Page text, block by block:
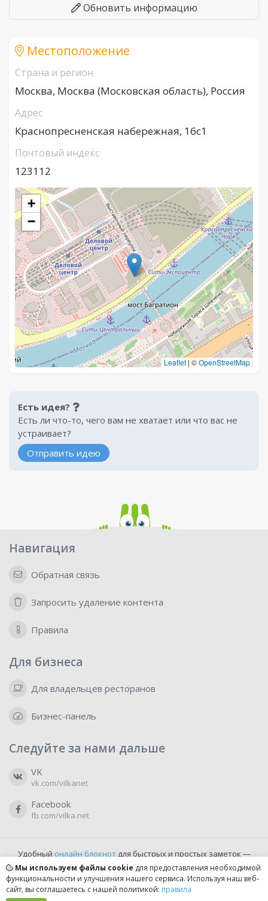
Обновить информацию
Местоположение
Страна и регион
Москва, Москва (Московская область), Россия
Адрес
Краснопресненская набережная, 16с1
Почтовый индекс
123112
+
−
Leaflet| ©OpenStreetMap
Есть идея?
Есть ли что-то, чего вам не хватает или что вас не
устраивает?
Отправить идею
Навигация
Обратная связь
Запросить удаление контента
Правила
Для бизнеса
Для владельцев ресторанов
Бизнес-панель
Следуйте за нами дальше
VK
vk.com/vilkanet
Facebook
fb.com/vilka.net
Удобный онлайн блокнотдля быстрых и простых заметок —
бесплатно и доступно прямо из браузера.
Мы используем файлы cookie для предоставления необходимой
функциональности и улучшения нашего сервиса. Используя наш веб-
сайт, вы соглашаетесь с нашей политикой: правила